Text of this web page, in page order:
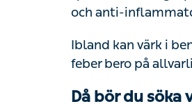
Ibland kan värk i
Då bör du söka
Om du får värk i